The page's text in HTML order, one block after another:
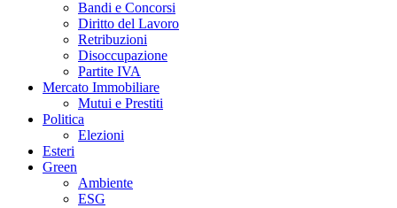
Bandi e Concorsi
Diritto del Lavoro
Retribuzioni
Disoccupazione
Partite IVA
Mercato Immobiliare
Mutui e Prestiti
Politica
Elezioni
Esteri
Green
Ambiente
ESG